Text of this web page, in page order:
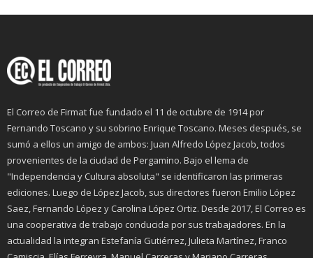
El Correo de Firmat fue fundado el 11 de octubre de 1914 por
Fernando Toscano y su sobrino Enrique Toscano. Meses después, se
sumó a ellos un amigo de ambos: Juan Alfredo López Jacob, todos
provenientes de la ciudad de Pergamino. Bajo el lema de
"Independencia y Cultura absoluta" se identificaron las primeras
ediciones. Luego de López Jacob, sus directores fueron Emilio López
Saez, Fernando López y Carolina López Ortiz. Desde 2017, El Correo es
una cooperativa de trabajo conducida por sus trabajadores. En la
actualidad la integran Estefanía Gutiérrez, Julieta Martínez, Franco